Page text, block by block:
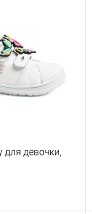
для девочки,